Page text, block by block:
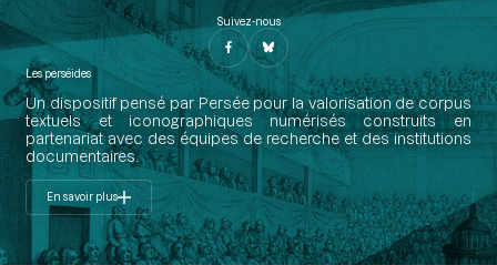
Suivez-nous
Les perséides
Un dispositif pensé par Persée pour la valorisation de corpus
textuels et iconographiques numérisés construits en
partenariat avec des équipes de recherche et des institutions
documentaires.
En savoir plus